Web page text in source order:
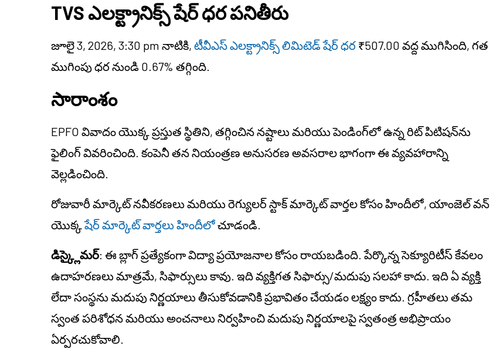
TVS ఎలక్ట్రానిక్స్ షేర్ ధర పనితీరు
జూలై 3, 2026, 3:30 pm నాటికి, టీవీఎస్ ఎలక్ట్రానిక్స్ లిమిటెడ్ షేర్ ధర ₹507.00 వద్ద ముగిసింది, గత
ముగింపు ధర నుండి 0.67% తగ్గింది.
సారాంశం
EPFO వివాదం యొక్క ప్రస్తుత స్థితిని, తగ్గించిన నష్టాలు మరియు పెండింగ్‌లో ఉన్న రిట్ పిటిషన్‌ను
ఫైలింగ్ వివరించింది. కంపెనీ తన నియంత్రణ అనుసరణ అవసరాల భాగంగా ఈ వ్యవహారాన్ని
వెల్లడించింది.
రోజువారీ మార్కెట్ నవీకరణలు మరియు రెగ్యులర్ స్టాక్ మార్కెట్ వార్తల కోసం హిందీలో, యాంజెల్ వన్
యొక్కషేర్ మార్కెట్ వార్తలు హిందీలోచూడండి.
డిస్క్లైమర్: ఈ బ్లాగ్ ప్రత్యేకంగా విద్యా ప్రయోజనాల కోసం రాయబడింది. పేర్కొన్న సెక్యూరిటీస్ కేవలం
ఉదాహరణలు మాత్రమే, సిఫార్సులు కావు. ఇది వ్యక్తిగత సిఫార్సు/మదుపు సలహా కాదు. ఇది ఏ వ్యక్తి
లేదా సంస్థను మదుపు నిర్ణయాలు తీసుకోవడానికి ప్రభావితం చేయడం లక్ష్యం కాదు. గ్రహీతలు తమ
స్వంత పరిశోధన మరియు అంచనాలు నిర్వహించి మదుపు నిర్ణయాలపై స్వతంత్ర అభిప్రాయం
ఏర్పరచుకోవాలి.